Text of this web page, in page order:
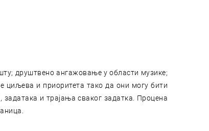
друштвено ангажовање у области музике;
циљева и приоритета тако да они могу бити
и трајања сваког задатка. Процена